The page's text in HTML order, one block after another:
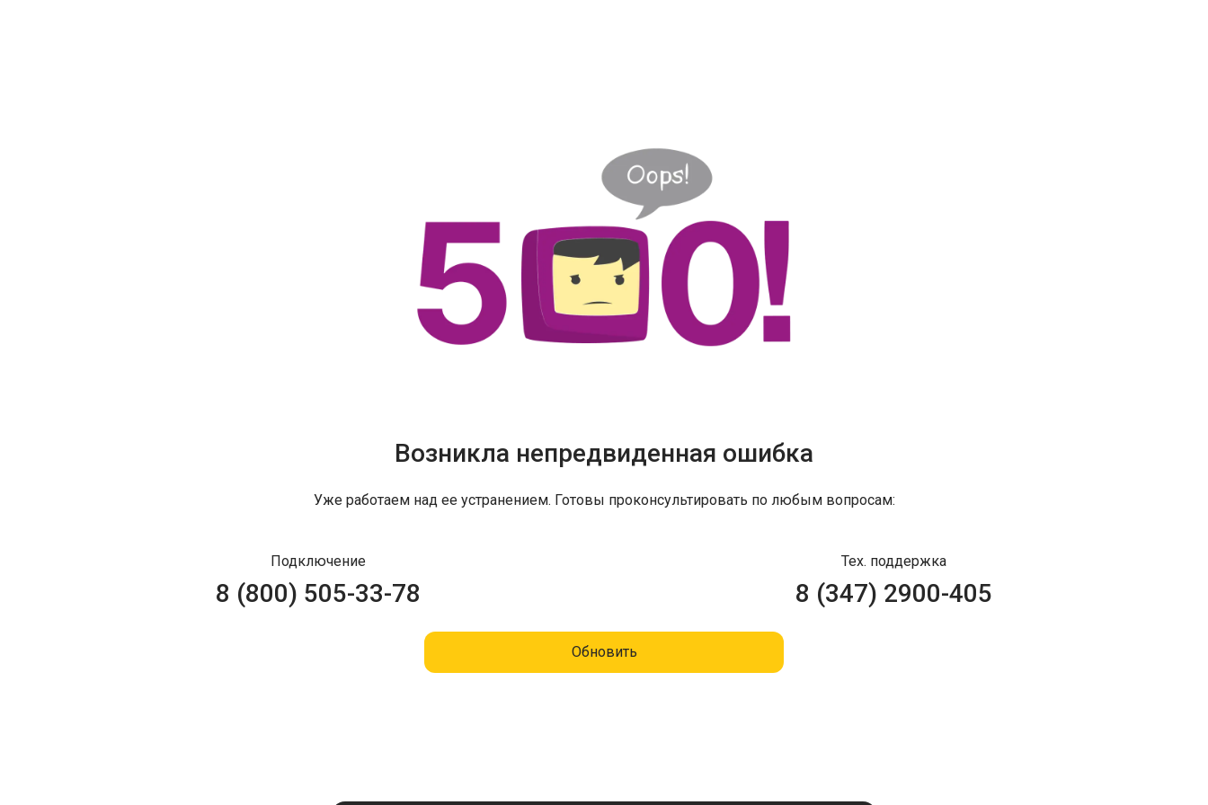
Возникла непредвиденная ошибка
Уже работаем над ее устранением. Готовы проконсультировать по любым вопросам:
Подключение
8 (800) 505-33-78
Тех. поддержка
8 (347) 2900-405
Обновить